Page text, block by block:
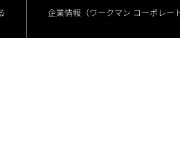
企業情報（ワークマン コーポレー